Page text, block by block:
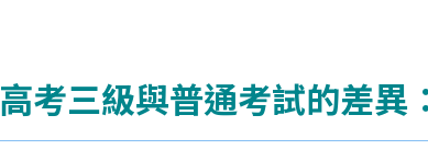
高考三級與普通考試的差異：